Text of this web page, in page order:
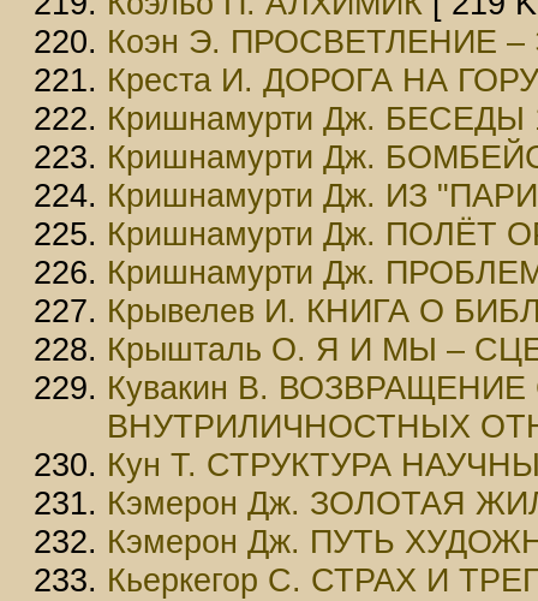
Коэн Э. ПРОСВЕТЛЕНИЕ
Креста И. ДОРОГА НА
Кришнамурти Дж. БЕСЕДЫ
Кришнамурти Дж.
Кришнамурти Дж. ИЗ
Кришнамурти Дж. ПОЛЁТ
Кришнамурти Дж.
Крывелев И. КНИГА О
Крышталь О. Я И МЫ –
Кувакин В.
ВНУТРИЛИЧНОСТНЫХ
Кун Т. СТРУКТУРА
Кэмерон Дж. ЗОЛОТАЯ
Кэмерон Дж. ПУТЬ
Кьеркегор С. СТРАХ И